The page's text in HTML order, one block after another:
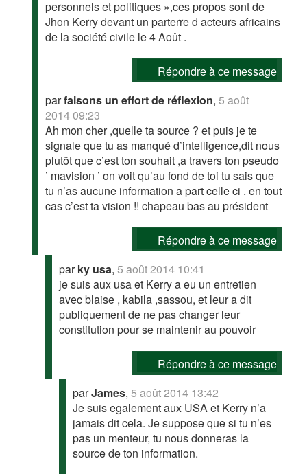
personnels et politiques »,ces propos sont de
Jhon Kerry devant un parterre d acteurs africains
de la société civile le 4 Août .
Répondre à ce message
parfaisons un effort de réflexion,5 août
2014 09:23
Ah mon cher ,quelle ta source ? et puis je te
signale que tu as manqué d’intelligence,dit nous
plutôt que c’est ton souhait ,a travers ton pseudo
’ mavision ’ on voit qu’au fond de toi tu sais que
tu n’as aucune information a part celle ci . en tout
cas c’est ta vision !! chapeau bas au président
Répondre à ce message
parky usa,5 août 2014 10:41
je suis aux usa et Kerry a eu un entretien
avec blaise , kabila ,sassou, et leur a dit
publiquement de ne pas changer leur
constitution pour se maintenir au pouvoir
Répondre à ce message
parJames,5 août 2014 13:42
Je suis egalement aux USA et Kerry n’a
jamais dit cela. Je suppose que si tu n’es
pas un menteur, tu nous donneras la
source de ton information.